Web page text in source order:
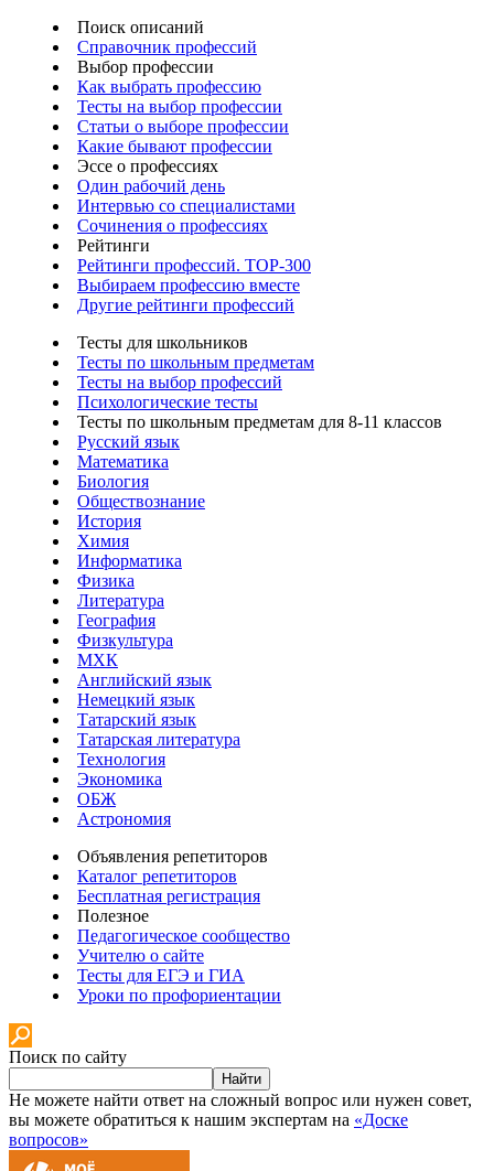
Поиск описаний
Справочник профессий
Выбор профессии
Как выбрать профессию
Тесты на выбор профессии
Статьи о выборе профессии
Какие бывают профессии
Эссе о профессиях
Один рабочий день
Интервью со специалистами
Сочинения о профессиях
Рейтинги
Рейтинги профессий. TOP-300
Выбираем профессию вместе
Другие рейтинги профессий
Тесты для школьников
Тесты по школьным предметам
Тесты на выбор профессий
Психологические тесты
Тесты по школьным предметам для 8-11 классов
Русский язык
Математика
Биология
Обществознание
История
Химия
Информатика
Физика
Литература
География
Физкультура
МХК
Английский язык
Немецкий язык
Татарский язык
Татарская литература
Технология
Экономика
ОБЖ
Астрономия
Объявления репетиторов
Каталог репетиторов
Бесплатная регистрация
Полезное
Педагогическое сообщество
Учителю о сайте
Тесты для ЕГЭ и ГИА
Уроки по профориентации
Поиск по сайту
Найти
Не можете найти ответ на сложный вопрос или нужен совет,
вы можете обратиться к нашим экспертам на «Доске
вопросов»